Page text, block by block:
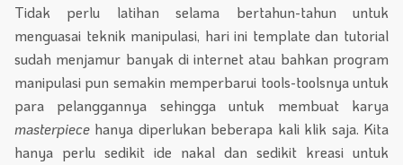
Tidak perlu latihan selama bertahun-tahun untuk
menguasai teknik manipulasi, hari ini template dan tutorial
sudah menjamur banyak di internet atau bahkan program
manipulasi pun semakin memperbarui tools-toolsnya untuk
para pelanggannya sehingga untuk membuat karya
masterpiece hanya diperlukan beberapa kali klik saja. Kita
hanya perlu sedikit ide nakal dan sedikit kreasi untuk